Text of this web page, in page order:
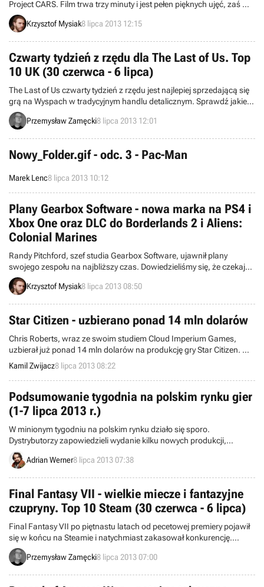
Project CARS. Film trwa trzy minuty i jest pełen pięknych ujęć, zaś w
jego zakończeniu mamy potwierdzenie, że premiera produkcji
nastąpi w przyszłym roku.
Krzysztof Mysiak8 lipca 2013 12:15
Czwarty tydzień z rzędu dla The Last of Us. Top
10 UK (30 czerwca - 6 lipca)
The Last of Us czwarty tydzień z rzędu jest najlepiej sprzedającą się
grą na Wyspach w tradycyjnym handlu detalicznym. Sprawdź jakie
jeszcze tytuły załapały się do pierwszej dziesiątki bestsellerów.
Przemysław Zamęcki8 lipca 2013 12:01
Nowy_Folder.gif - odc. 3 - Pac-Man
Marek Lenc8 lipca 2013 10:12
Plany Gearbox Software - nowa marka na PS4 i
Xbox One oraz DLC do Borderlands 2 i Aliens:
Colonial Marines
Randy Pitchford, szef studia Gearbox Software, ujawnił plany
swojego zespołu na najbliższy czas. Dowiedzieliśmy się, że czekają
nas kolejne DLC do Borderlands 2 i Aliens: Colonial Marines, w
produkcji jest też zupełnie nowy tytuł przeznaczony na konsole
Krzysztof Mysiak8 lipca 2013 08:50
Star Citizen - uzbierano ponad 14 mln dolarów
Chris Roberts, wraz ze swoim studiem Cloud Imperium Games,
uzbierał już ponad 14 mln dolarów na produkcję gry Star Citizen. W
związku z tym opublikowano kolejny próg i nowe nagranie wideo.
Kamil Zwijacz8 lipca 2013 08:22
Podsumowanie tygodnia na polskim rynku gier
(1-7 lipca 2013 r.)
W minionym tygodniu na polskim rynku działo się sporo.
Dystrybutorzy zapowiedzieli wydanie kilku nowych produkcji,
wzmocnieniu uległa jedna z tanich serii, a do kiosków trafiło sporo
pism z pełnymi wersjami.
Adrian Werner8 lipca 2013 07:38
Final Fantasy VII - wielkie miecze i fantazyjne
czupryny. Top 10 Steam (30 czerwca - 6 lipca)
Final Fantasy VII po piętnastu latach od pecetowej premiery pojawił
się w końcu na Steamie i natychmiast zakasował konkurencję.
Zobacz jakie gry uległy tej dalekowschodniej legendzie jRPG.
Przemysław Zamęcki8 lipca 2013 07:00